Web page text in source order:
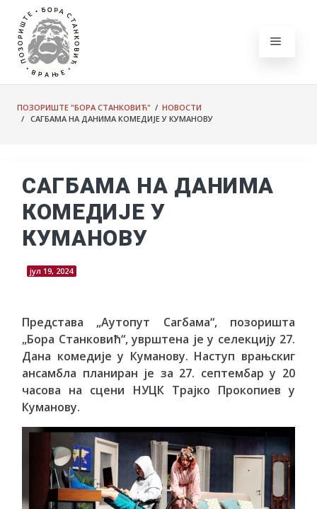
ПОЗОРИШТЕ "БОРА СТАНКОВИЋ" / НОВОСТИ
/ САГБАМА НА ДАНИМА КОМЕДИЈЕ У КУМАНОВУ
САГБАМА НА ДАНИМА
КОМЕДИЈЕ У
КУМАНОВУ
јул 19, 2024
Представа „Аутопут Сагбама“, позоришта
„Бора Станковић“, уврштена је у селекцију 27.
Дана комедије у Куманову. Наступ врањскиг
ансамбла планиран је за 27. септембар у 20
часова на сцени НУЦК Трајко Прокопиев у
Куманову.